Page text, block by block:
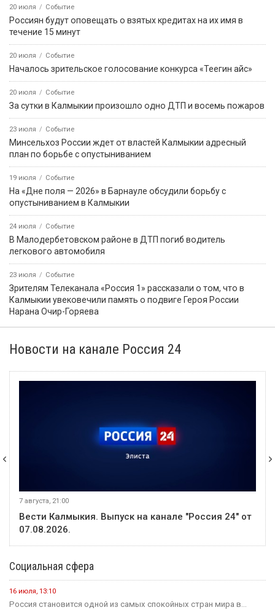
20 июля Событие
Россиян будут оповещать о взятых кредитах на их имя в
течение 15 минут
20 июля Событие
Началось зрительское голосование конкурса «Теегин айс»
20 июля Событие
За сутки в Калмыкии произошло одно ДТП и восемь пожаров
23 июля Событие
Минсельхоз России ждет от властей Калмыкии адресный
план по борьбе с опустыниванием
19 июля Событие
На «Дне поля — 2026» в Барнауле обсудили борьбу с
опустыниванием в Калмыкии
24 июля Событие
В Малодербетовском районе в ДТП погиб водитель
легкового автомобиля
23 июля Событие
Зрителям Телеканала «Россия 1» рассказали о том, что в
Калмыкии увековечили память о подвиге Героя России
Нарана Очир-Горяева
Новости на канале Россия 24
7 августа, 21:00
Вести Калмыкия. Выпуск на канале "Россия 24" от
07.08.2026.
Социальная сфера
16 июля, 13:10
Россия становится одной из самых спокойных стран мира в...